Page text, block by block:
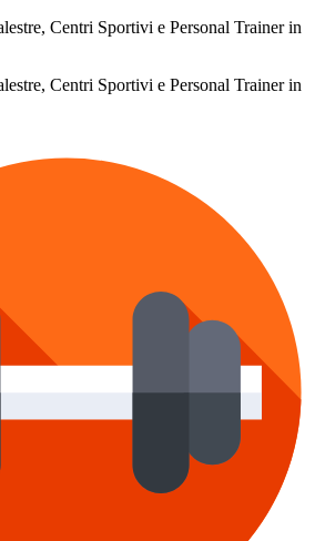
Centri Sportivi e Personal Trainer in
Centri Sportivi e Personal Trainer in